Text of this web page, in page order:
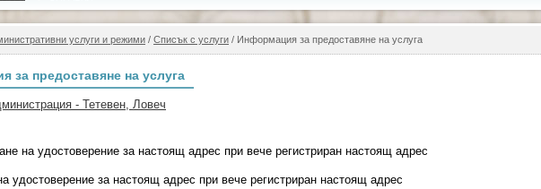
услуги и режими / Списък с услуги / Информация за предоставяне на услуга
за предоставяне на услуга
- Тетевен, Ловеч
на удостоверение за настоящ адрес при вече регистриран настоящ адрес
удостоверение за настоящ адрес при вече регистриран настоящ адрес